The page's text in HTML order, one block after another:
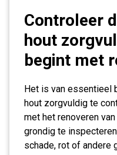
Controleer
hout
begint met
Het is van essentieel
hout zorgvuldig te
met het renoveren
grondig te
schade, rot of andere